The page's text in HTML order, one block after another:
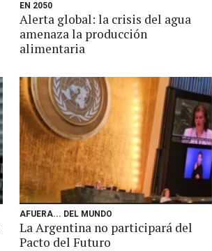
EN 2050
Alerta global: la crisis del agua
amenaza la producción
alimentaria
AFUERA... DEL MUNDO
La Argentina no participará del
Pacto del Futuro